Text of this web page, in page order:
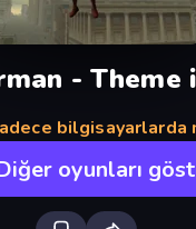
- Theme
bilgisayarlarda
oyunları